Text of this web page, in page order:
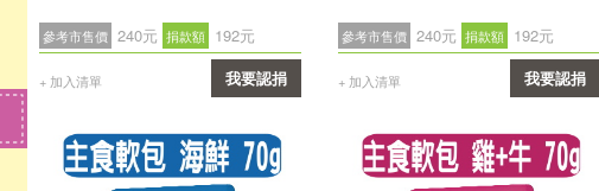
參考市售價 240元 捐款額 192元
+ 加入清單 我要認捐
參考市售價 240元 捐款額 192元
+ 加入清單 我要認捐